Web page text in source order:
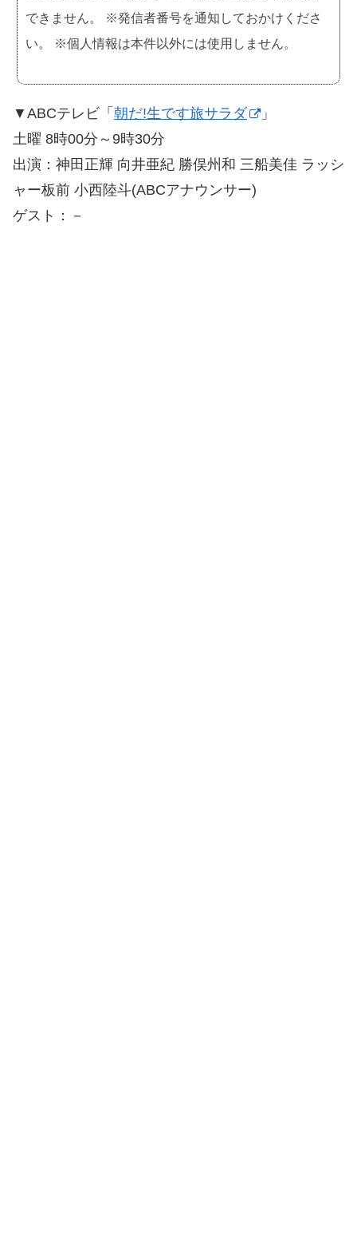
できません。 ※発信者番号を通知しておかけくださ
い。 ※個人情報は本件以外には使用しません。
▼ABCテレビ「 朝だ!生です旅サラダ
」
土曜 8時00分～9時30分
出演：神田正輝 向井亜紀 勝俣州和 三船美佳 ラッシ
ャー板前 小西陸斗(ABCアナウンサー)
ゲスト：－